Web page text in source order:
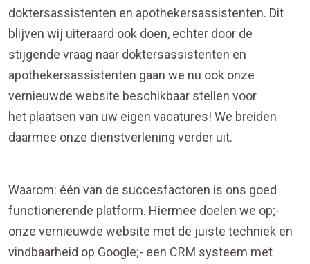
doktersassistenten en apothekersassistenten. Dit
blijven wij uiteraard ook doen, echter door de
stijgende vraag naar doktersassistenten en
apothekersassistenten gaan we nu ook onze
vernieuwde website beschikbaar stellen voor
het plaatsen van uw eigen vacatures! We breiden
daarmee onze dienstverlening verder uit.
Waarom: één van de succesfactoren is ons goed
functionerende platform. Hiermee doelen we op;-
onze vernieuwde website met de juiste techniek en
vindbaarheid op Google;- een CRM systeem met